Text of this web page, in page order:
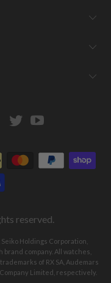
Strapcode
Tumblr
Strapcode
TwitterYouTube
reserved.
Holdings Corporation,
company. All watches,
of RX SA, Audemars
Limited, respectively.